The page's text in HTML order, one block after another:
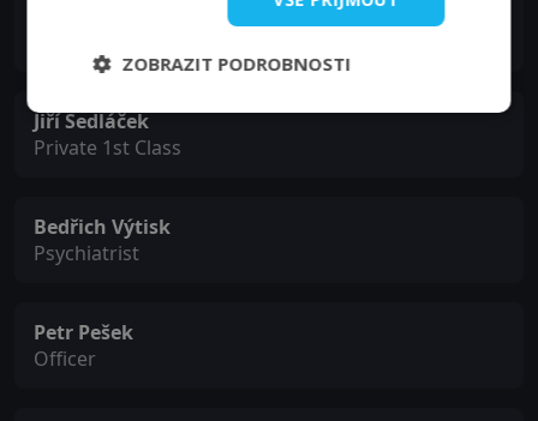
Jiří Sedláček
Private 1st Class
Bedřich Výtisk
Psychiatrist
Petr Pešek
Officer
ZOBRAZIT PODROBNOSTI